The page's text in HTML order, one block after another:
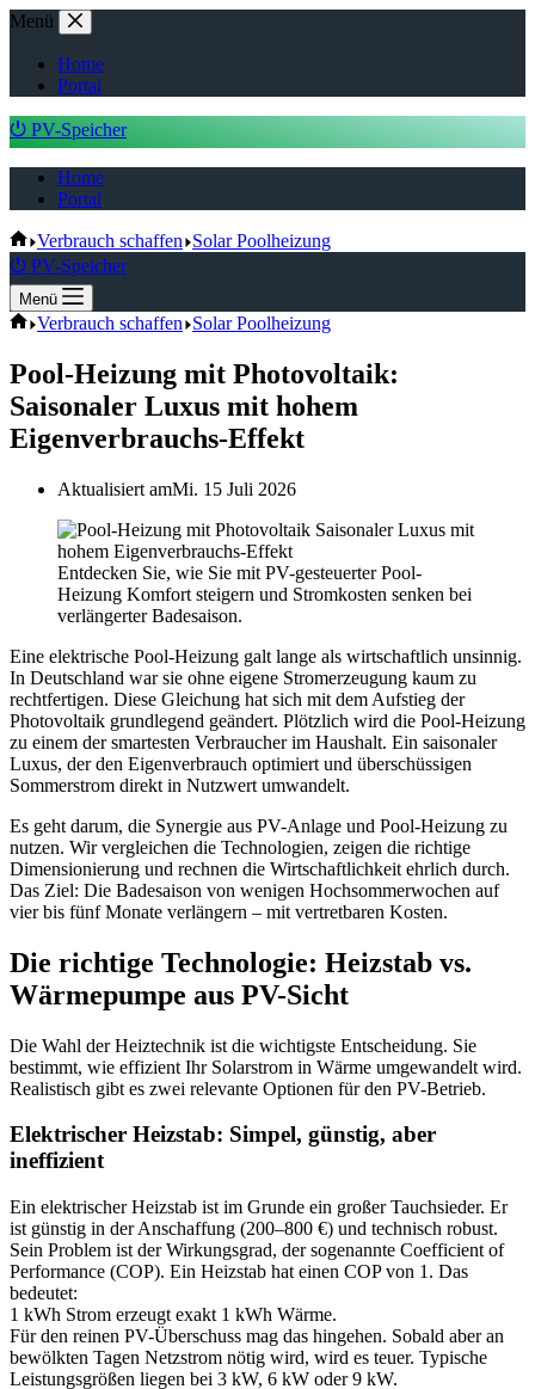
Zum
springen
Menü
Home
Portal
⏻ PV-Speicher
Home
Portal
Start
Verbrauch schaffen Solar Poolheizung
⏻ PV-Speicher
Menü
Start
Verbrauch schaffen Solar Poolheizung
Pool-Heizung mit Photovoltaik:
Saisonaler Luxus mit hohem
Eigenverbrauchs-Effekt
Aktualisiert amMi. 15 Juli 2026
Entdecken Sie, wie Sie mit PV-gesteuerter Pool-
Heizung Komfort steigern und Stromkosten senken bei
verlängerter Badesaison.
Eine elektrische Pool-Heizung galt lange als wirtschaftlich unsinnig.
In Deutschland war sie ohne eigene Stromerzeugung kaum zu
rechtfertigen. Diese Gleichung hat sich mit dem Aufstieg der
Photovoltaik grundlegend geändert. Plötzlich wird die Pool-Heizung
zu einem der smartesten Verbraucher im Haushalt. Ein saisonaler
Luxus, der den Eigenverbrauch optimiert und überschüssigen
Sommerstrom direkt in Nutzwert umwandelt.
Es geht darum, die Synergie aus PV-Anlage und Pool-Heizung zu
nutzen. Wir vergleichen die Technologien, zeigen die richtige
Dimensionierung und rechnen die Wirtschaftlichkeit ehrlich durch.
Das Ziel: Die Badesaison von wenigen Hochsommerwochen auf
vier bis fünf Monate verlängern – mit vertretbaren Kosten.
Die richtige Technologie: Heizstab vs.
Wärmepumpe aus PV-Sicht
Die Wahl der Heiztechnik ist die wichtigste Entscheidung. Sie
bestimmt, wie effizient Ihr Solarstrom in Wärme umgewandelt wird.
Realistisch gibt es zwei relevante Optionen für den PV-Betrieb.
Elektrischer Heizstab: Simpel, günstig, aber
ineffizient
Ein elektrischer Heizstab ist im Grunde ein großer Tauchsieder. Er
ist günstig in der Anschaffung (200–800 €) und technisch robust.
Sein Problem ist der Wirkungsgrad, der sogenannte Coefficient of
Performance (COP). Ein Heizstab hat einen COP von 1. Das
bedeutet:
1 kWh Strom erzeugt exakt 1 kWh Wärme.
Für den reinen PV-Überschuss mag das hingehen. Sobald aber an
bewölkten Tagen Netzstrom nötig wird, wird es teuer. Typische
Leistungsgrößen liegen bei 3 kW, 6 kW oder 9 kW.